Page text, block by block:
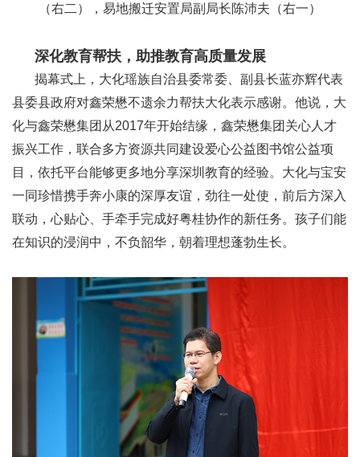
（右二），易地搬迁安置局副局长陈沛夫（右一）
深化教育帮扶，助推教育高质量发展
揭幕式上，大化瑶族自治县委常委、副县长蓝亦辉代表
县委县政府对鑫荣懋不遗余力帮扶大化表示感谢。他说，大
化与鑫荣懋集团从2017年开始结缘，鑫荣懋集团关心人才
振兴工作，联合多方资源共同建设爱心公益图书馆公益项
目，依托平台能够更多地分享深圳教育的经验。大化与宝安
一同珍惜携手奔小康的深厚友谊，劲往一处使，前后方深入
联动，心贴心、手牵手完成好粤桂协作的新任务。孩子们能
在知识的浸润中，不负韶华，朝着理想蓬勃生长。